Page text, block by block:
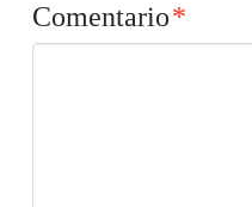
Comentario*